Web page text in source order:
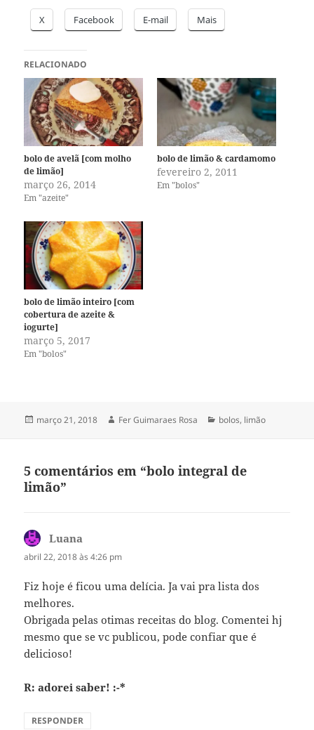
X Facebook E-mail Mais
RELACIONADO
bolo de avelã [com molho
de limão]
março 26, 2014
Em "azeite"
bolo de limão & cardamomo
fevereiro 2, 2011
Em "bolos"
bolo de limão inteiro [com
cobertura de azeite &
iogurte]
março 5, 2017
Em "bolos"
Publicado
março 21, 2018 Autor
Fer Guimaraes Rosa Categorias
bolos, limão
5 comentários em “bolo integral de
limão”
Luana
abril 22, 2018 às 4:26 pm
Fiz hoje é ficou uma delícia. Ja vai pra lista dos
melhores.
Obrigada pelas otimas receitas do blog. Comentei hj
mesmo que se vc publicou, pode confiar que é
delicioso!
R: adorei saber! :-*
RESPONDER